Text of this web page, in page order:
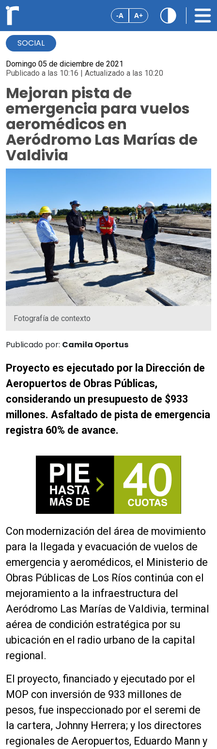
-A A+
SOCIAL
Domingo 05 de diciembre de 2021
Publicado a las 10:16 | Actualizado a las 10:20
Mejoran pista de
emergencia para vuelos
aeromédicos en
Aeródromo Las Marías de
Valdivia
Fotografía de contexto
Publicado por: Camila Oportus
Proyecto es ejecutado por la Dirección de
Aeropuertos de Obras Públicas,
considerando un presupuesto de $933
millones. Asfaltado de pista de emergencia
registra 60% de avance.
Con modernización del área de movimiento
para la llegada y evacuación de vuelos de
emergencia y aeromédicos, el Ministerio de
Obras Públicas de Los Ríos continúa con el
mejoramiento a la infraestructura del
Aeródromo Las Marías de Valdivia, terminal
aérea de condición estratégica por su
ubicación en el radio urbano de la capital
regional.
El proyecto, financiado y ejecutado por el
MOP con inversión de 933 millones de
pesos, fue inspeccionado por el seremi de
la cartera, Johnny Herrera; y los directores
regionales de Aeropuertos, Eduardo Mann y